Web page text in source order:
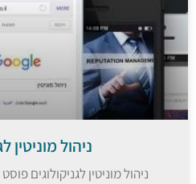
ניהול מוניטין
ניהול מוניטין לגניקולוגים